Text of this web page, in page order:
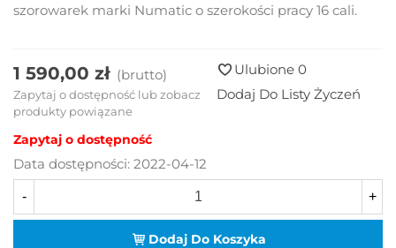
szorowarek marki Numatic o szerokości pracy 16 cali.
1 590,00 zł (brutto)
Zapytaj o dostępność lub zobacz
produkty powiązane
Ulubione 0
Dodaj Do Listy Życzeń
Zapytaj o dostępność
Data dostępności: 2022-04-12
- +
Dodaj Do Koszyka